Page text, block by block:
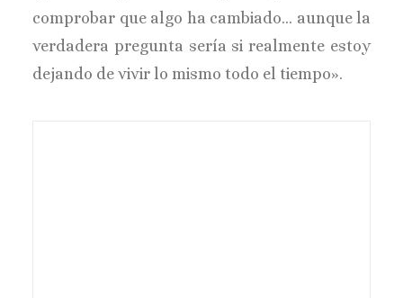
comprobar que algo ha cambiado… aunque la
verdadera pregunta sería si realmente estoy
dejando de vivir lo mismo todo el tiempo».